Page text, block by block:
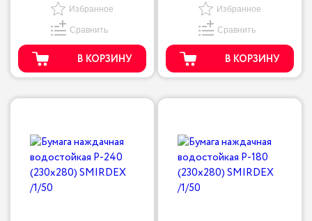
Избранное
Сравнить
В КОРЗИНУ
Избранное
Сравнить
В КОРЗИНУ